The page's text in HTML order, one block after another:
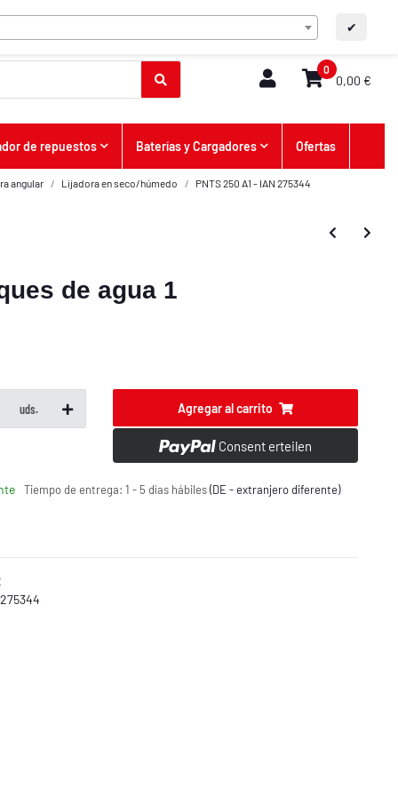
✔
ES Contacto
0
0,00 €
de repuestos Baterías y Cargadores Ofertas
angular Lijadora en seco/húmedo PNTS 250 A1 - IAN 275344
de agua 1
uds. Agregar al carrito
Consent erteilen
Tiempo de entrega: 1 - 5 días hábiles(DE - extranjero diferente)